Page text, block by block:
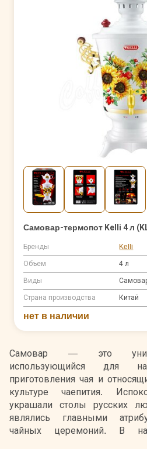
Самовар — это
использующийся для
приготовления чая и
культуре чаепития.
украшали столы русских
являлись главными
чайных церемоний. В
Самовар-термопот Kelli 4 л
Бренды Kelli
Объем 4 л
Виды
Страна производства Китай
нет в наличии